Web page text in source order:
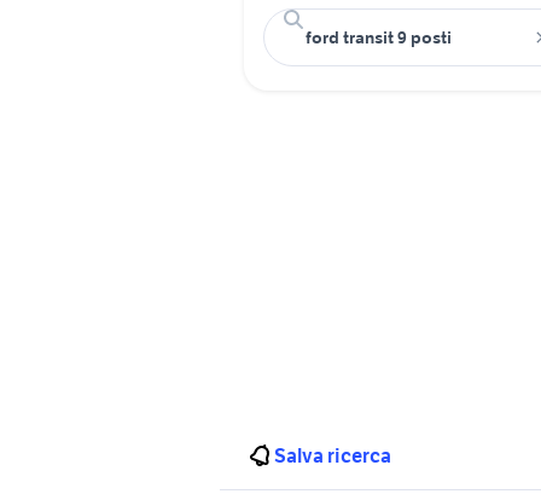
Salva ricerca